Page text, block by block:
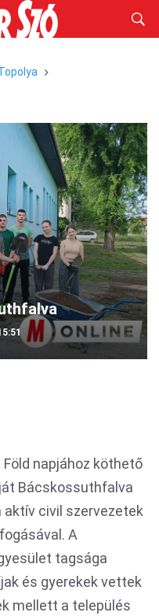
napjához köthető
Bácskossuthfalva
aktív civil szervezetek
A
tagsága
és gyerekek vettek
mellett a település